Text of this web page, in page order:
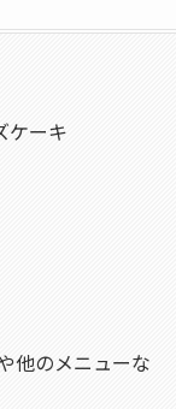
ケーキ
他のメニューな